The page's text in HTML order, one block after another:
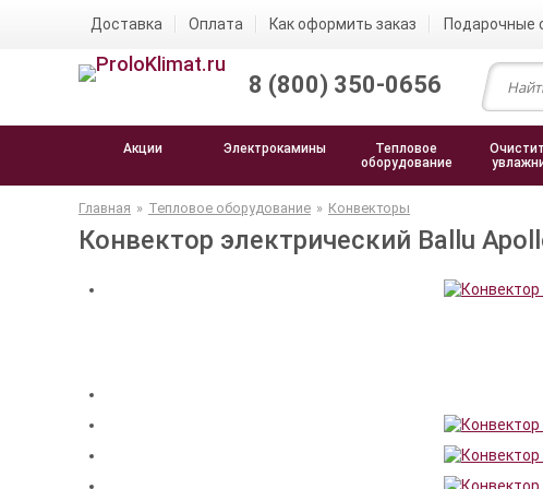
Доставка Оплата Как оформить заказ Подарочные
8 (800) 350-0656
Акции Электрокамины
Тепловое
оборудование
Главная » Тепловое оборудование » Конвекторы
Конвектор электрический Ballu